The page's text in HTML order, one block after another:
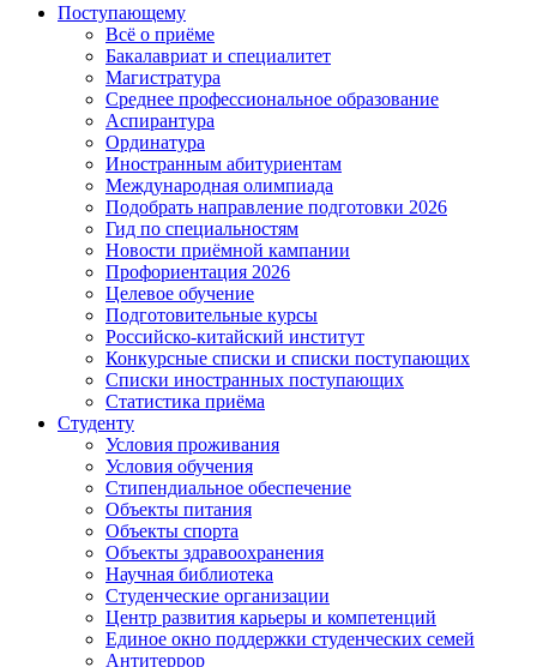
Поступающему
Всё о приёме
Бакалавриат и специалитет
Магистратура
Среднее профессиональное образование
Аспирантура
Ординатура
Иностранным абитуриентам
Международная олимпиада
Подобрать направление подготовки 2026
Гид по специальностям
Новости приёмной кампании
Профориентация 2026
Целевое обучение
Подготовительные курсы
Российско-китайский институт
Конкурсные списки и списки поступающих
Списки иностранных поступающих
Статистика приёма
Студенту
Условия проживания
Условия обучения
Стипендиальное обеспечение
Объекты питания
Объекты спорта
Объекты здравоохранения
Научная библиотека
Студенческие организации
Центр развития карьеры и компетенций
Единое окно поддержки студенческих семей
Антитеррор